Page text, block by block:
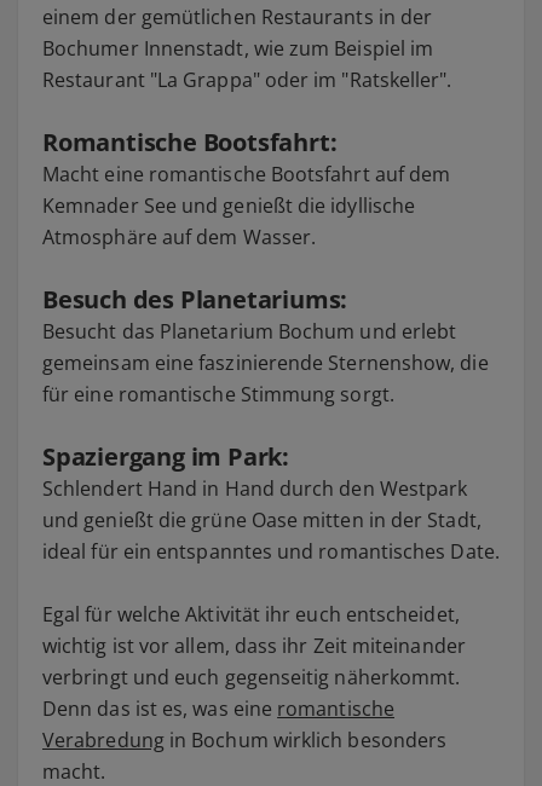
einem der gemütlichen Restaurants in der
Bochumer Innenstadt, wie zum Beispiel im
Restaurant "La Grappa" oder im "Ratskeller".
Romantische Bootsfahrt:
Macht eine romantische Bootsfahrt auf dem
Kemnader See und genießt die idyllische
Atmosphäre auf dem Wasser.
Besuch des Planetariums:
Besucht das Planetarium Bochum und erlebt
gemeinsam eine faszinierende Sternenshow, die
für eine romantische Stimmung sorgt.
Spaziergang im Park:
Schlendert Hand in Hand durch den Westpark
und genießt die grüne Oase mitten in der Stadt,
ideal für ein entspanntes und romantisches Date.
Egal für welche Aktivität ihr euch entscheidet,
wichtig ist vor allem, dass ihr Zeit miteinander
verbringt und euch gegenseitig näherkommt.
Denn das ist es, was eine romantische
Verabredungin Bochum wirklich besonders
macht.